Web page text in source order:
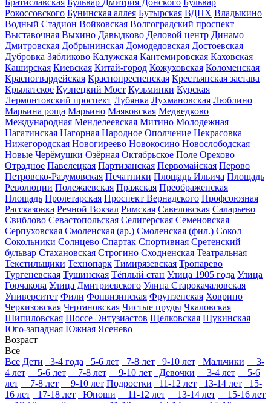
Братиславская Бульвар Дмитрия Донского Бульвар
Рокоссовского Бунинская аллея Бутырская ВДНХ Владыкино
Водный Стадион Войковская Волгоградский проспект
Выставочная Выхино Давыдково Деловой центр Динамо
Дмитровская Добрынинская Домодедовская Достоевская
Дубровка Зябликово Калужская Кантемировская Каховская
Каширская Киевская Китай-город Кожуховская Коломенская
Красногвардейская Краснопресненская Крестьянская застава
Крылатское Кузнецкий Мост Кузьминки Курская
Лермонтовский проспект Лубянка Лухмановская Люблино
Марьина роща Марьино Маяковская Медведково
Международная Менделеевская Митино Молодежная
Нагатинская Нагорная Народное Ополчение Некрасовка
Нижегородская Новогиреево Новокосино Новослободская
Новые Черёмушки Озёрная Октябрьское Поле Орехово
Отрадное Павелецкая Партизанская Первомайская Перово
Петровско-Разумовская Печатники Площадь Ильича Площадь
Революции Полежаевская Пражская Преображенская
Площадь Пролетарская Проспект Вернадского Профсоюзная
Рассказовка Речной Вокзал Римская Савеловская Саларьево
Свиблово Севастопольская Селигерская Семеновская
Серпуховская Смоленская (ар.) Смоленская (фил.) Сокол
Сокольники Солнцево Спартак Спортивная Сретенский
бульвар Стахановская Строгино Сходненская Театральная
Текстильщики Технопарк Тимирязевская Тропарево
Тургеневская Тушинская Тёплый стан Улица 1905 года Улица
Горчакова Улица Дмитриевского Улица Старокачаловская
Университет Фили Фонвизинская Фрунзенская Ховрино
Черкизовская Чертановская Чистые пруды Чкаловская
Шипиловская Шоссе Энтузиастов Щелковская Щукинская
Юго-западная Южная Ясенево
Возраст
Все
Все Дети 3-4 года 5-6 лет 7-8 лет 9-10 лет Мальчики
3-
4 лет
5-6 лет 7-8 лет 9-10 лет Девочки 3-4 лет
5-6
лет
7-8 лет 9-10 лет Подростки 11-12 лет 13-14 лет
15-
16 лет
17-18 лет Юноши 11-12 лет 13-14 лет
15-16 лет